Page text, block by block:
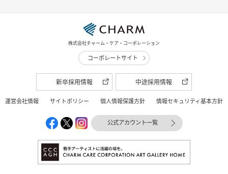
株式会社チャーム・ケア・コーポレーション
コーポレートサイト
新卒採用情報 中途採用情報
運営会社情報 サイトポリシー 個人情報保護方針 情報セキュリティ基本方針
公式アカウント一覧